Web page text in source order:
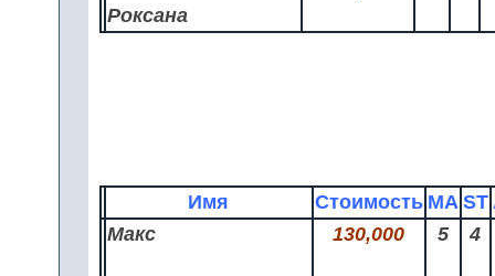
Роксана
Имя Стоимость MA ST
Макс
130,000 5 4